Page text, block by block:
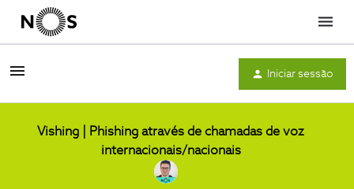
Menu
Iniciar sessão
Vishing | Phishing através de chamadas de voz
internacionais/nacionais